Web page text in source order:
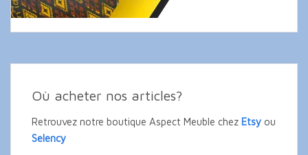
Où acheter nos articles?
Retrouvez notre boutique Aspect Meuble chez Etsy ou
Selency